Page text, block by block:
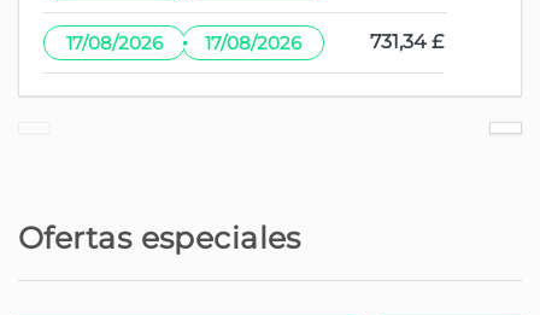
17/08/2026 · 17/08/2026 731,34 £
Ofertas especiales